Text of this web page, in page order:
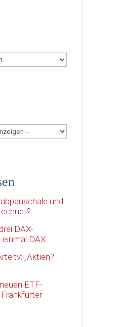
und
DAX-
DAX
„Aktien?
ETF-